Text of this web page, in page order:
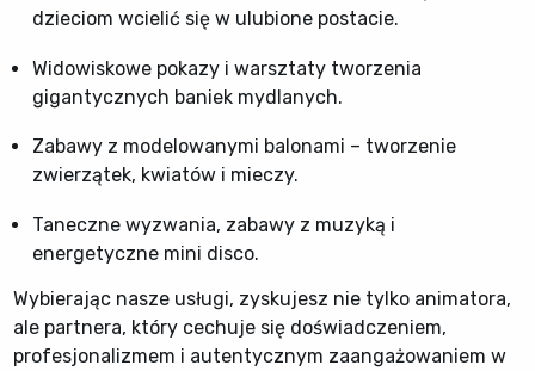
dzieciom wcielić się w ulubione postacie.
Widowiskowe pokazy i warsztaty tworzenia
gigantycznych baniek mydlanych.
Zabawy z modelowanymi balonami – tworzenie
zwierzątek, kwiatów i mieczy.
Taneczne wyzwania, zabawy z muzyką i
energetyczne mini disco.
Wybierając nasze usługi, zyskujesz nie tylko animatora,
ale partnera, który cechuje się doświadczeniem,
profesjonalizmem i autentycznym zaangażowaniem w